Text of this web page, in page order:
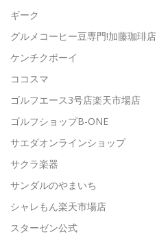
ギーク
グルメコーヒー豆専門!加藤珈琲店
ケンチクボーイ
ココスマ
ゴルフエース3号店楽天市場店
ゴルフショップB-ONE
サエダオンラインショップ
サクラ楽器
サンダルのやまいち
シャレもん楽天市場店
スターゼン公式